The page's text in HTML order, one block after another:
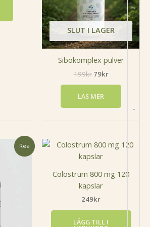
-
SLUT I LAGER
Sibokomplex pulver
199kr 79kr
LÄS MER
Rea
Prisintervall:
119kr
Den
här
Colostrum 800 mg 120
kapslar
249kr
LÄGG TILL I